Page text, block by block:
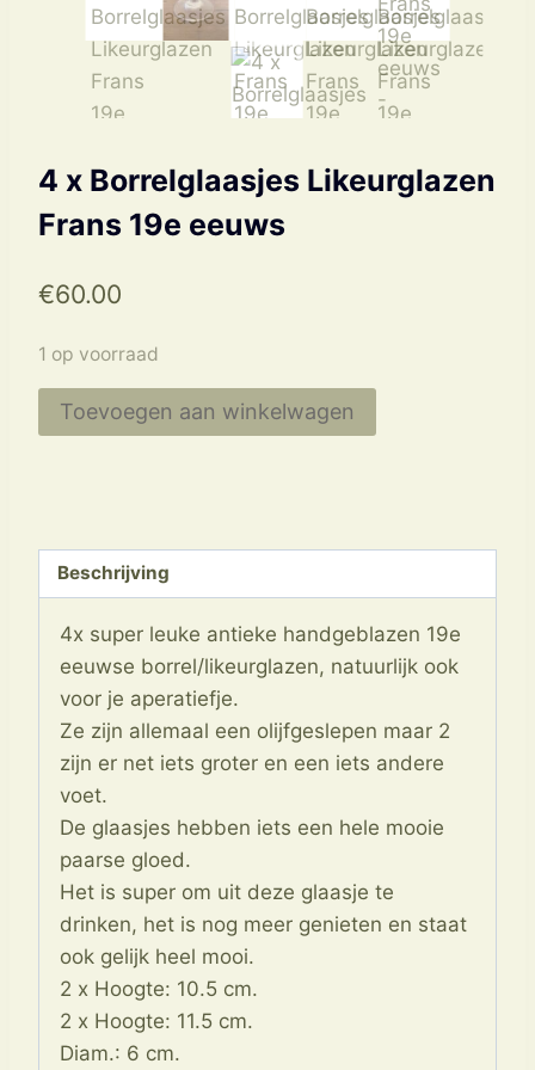
4 x Borrelglaasjes Likeurglazen
Frans 19e eeuws
€60.00
1 op voorraad
x
19e
eeuws
aantal
Toevoegen aan winkelwagen
Beschrijving
4x super leuke antieke handgeblazen 19e
eeuwse borrel/likeurglazen, natuurlijk ook
voor je aperatiefje.
Ze zijn allemaal een olijfgeslepen maar 2
zijn er net iets groter en een iets andere
voet.
De glaasjes hebben iets een hele mooie
paarse gloed.
Het is super om uit deze glaasje te
drinken, het is nog meer genieten en staat
ook gelijk heel mooi.
2 x Hoogte: 10.5 cm.
2 x Hoogte: 11.5 cm.
Diam.: 6 cm.